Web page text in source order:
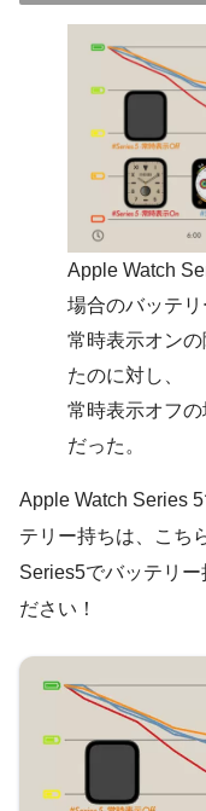
Apple Watch
場合のバッテリ
常時表示オン
たのに対し、
常時表示オフ
だった。
Apple Watch Series
テリー持ちは、こち
Series5でバッテリ
ださい！